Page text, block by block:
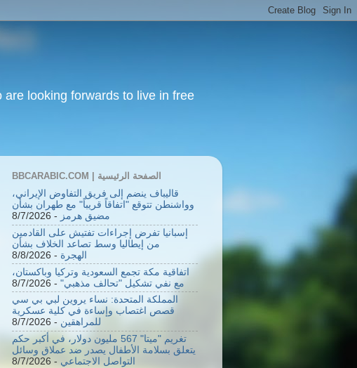
looking forwards to live in free
BBCARABIC.COM | الصفحة الرئيسية
قاليباف ينضم إلى فريق التفاوض الإيراني،
وواشنطن تتوقع "اتفاقاً قريباً" مع طهران بشأن
مضيق هرمز - 8/7/2026
إسبانيا تفرض إجراءات تفتيش على القادمين
من إيطاليا وسط تصاعد الخلاف بشأن
الهجرة - 8/8/2026
اتفاقية مكة تجمع السعودية وتركيا وباكستان،
مع نفي تشكيل "تحالف مذهبي" - 8/7/2026
المملكة المتحدة: نساء يروين لبي بي سي
قصص اغتصاب وإساءة في كلية عسكرية
للمراهقين - 8/7/2026
تغريم "ميتا" 567 مليون دولار، في أكبر حكم
يتعلق بسلامة الأطفال يصدر ضد عملاق وسائل
التواصل الاجتماعي - 8/7/2026